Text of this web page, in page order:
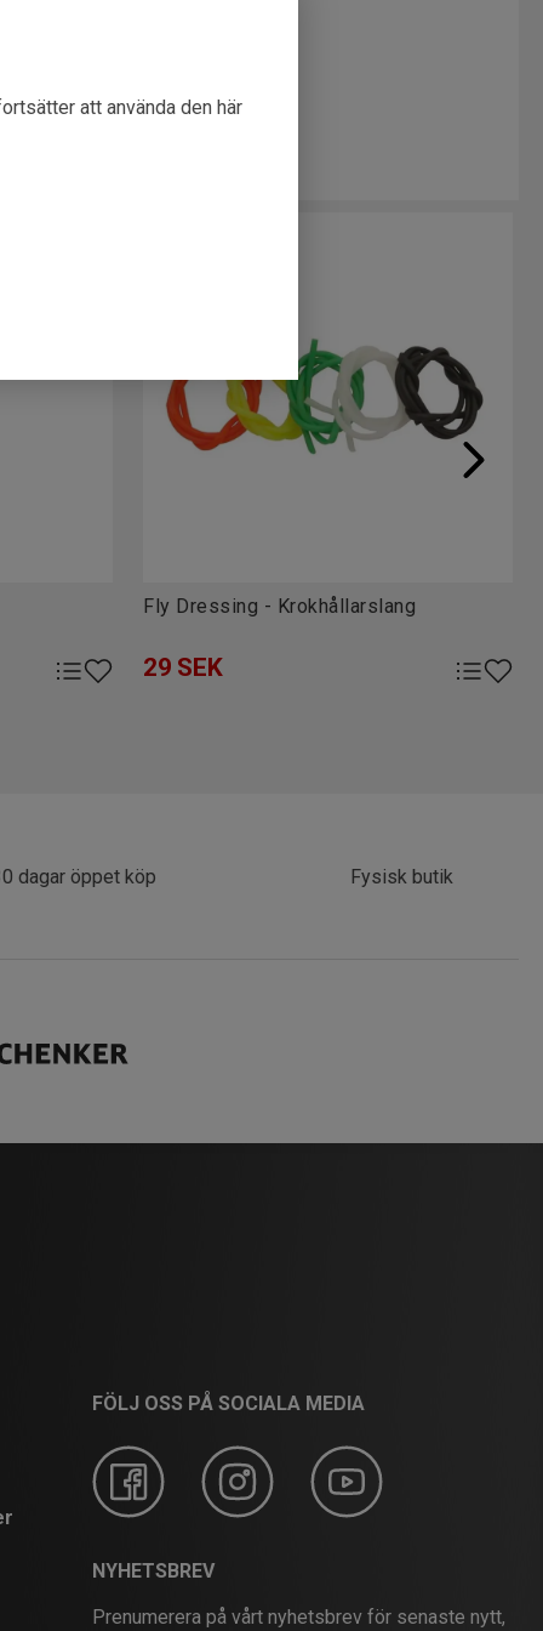
att använda den här
Fly Dressing - Krokhållarslang
29 SEK
dagar öppet köp Fysisk butik
FÖLJ OSS PÅ SOCIALA MEDIA
NYHETSBREV
Prenumerera på vårt nyhetsbrev för senaste nytt,